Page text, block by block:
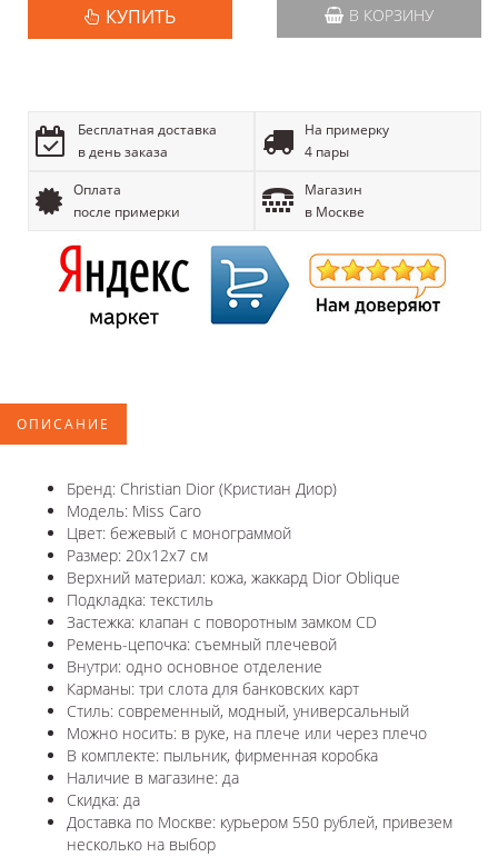
КУПИТЬ В КОРЗИНУ
Бесплатная доставка
в день заказа
На примерку
4 пары
Оплата
после примерки
Магазин
в Москве
ОПИСАНИЕ
Бренд: Christian Dior (Кристиан Диор)
Модель: Miss Caro
Цвет: бежевый с монограммой
Размер: 20x12x7 см
Верхний материал: кожа, жаккард Dior Oblique
Подкладка: текстиль
Застежка: клапан с поворотным замком CD
Ремень-цепочка: съемный плечевой
Внутри: одно основное отделение
Карманы: три слота для банковских карт
Стиль: современный, модный, универсальный
Можно носить: в руке, на плече или через плечо
В комплекте: пыльник, фирменная коробка
Наличие в магазине: да
Скидка: да
Доставка по Москве: курьером 550 рублей, привезем
несколько на выбор